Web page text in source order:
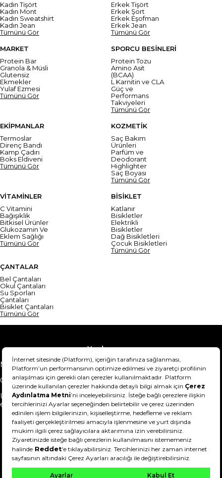
Kadın Tişört
Kadın Mont
Kadın Sweatshirt
Kadın Jean
Tümünü Gör
Erkek Tişört
Erkek Şort
Erkek Eşofman
Erkek Jean
Tümünü Gör
MARKET
Protein Bar
Granola & Müsli
Glutensiz
Ekmekler
Yulaf Ezmesi
Tümünü Gör
SPORCU BESİNLERİ
Protein Tozu
Amino Asit
(BCAA)
L Karnitin ve CLA
Güç ve
Performans
Takviyeleri
Tümünü Gör
EKİPMANLAR
Termoslar
Direnç Bandı
Kamp Çadırı
Boks Eldiveni
Tümünü Gör
KOZMETİK
Saç Bakım
Ürünleri
Parfüm ve
Deodorant
Highlighter
Saç Boyası
Tümünü Gör
VİTAMİNLER
C Vitamini
Bağışıklık
Bitkisel Ürünler
Glukozamin Ve
Eklem Sağlığı
Tümünü Gör
BİSİKLET
Katlanır
Bisikletler
Elektrikli
Bisikletler
Dağ Bisikletleri
Çocuk Bisikletleri
Tümünü Gör
ÇANTALAR
Bel Çantaları
Okul Çantaları
Su Sporları
Çantaları
Bisiklet Çantaları
Tümünü Gör
Yardım
Mesafeli Satış Sözleşmesi
Teslimat Bilgisi
Gizlilik Sözleşmesi
Şartlar & Koşullar
Ürünümü nasıl iade
edebilirim?
Hakkımızda
DeFactoFIT ©️ 2022-2026. Tüm hakları saklıdır.